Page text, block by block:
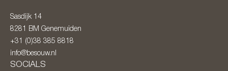
Sasdijk 14
8281 BM Genemuiden
+31 (0)38 385 8818
info@besouw.nl
SOCIALS